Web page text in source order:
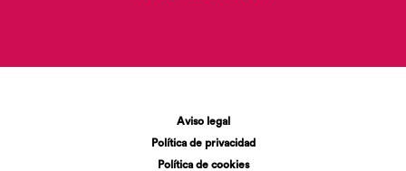
Aviso legal
Política de privacidad
Política de cookies